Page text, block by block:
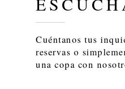
Cuéntanos tus
reservas o
una copa con